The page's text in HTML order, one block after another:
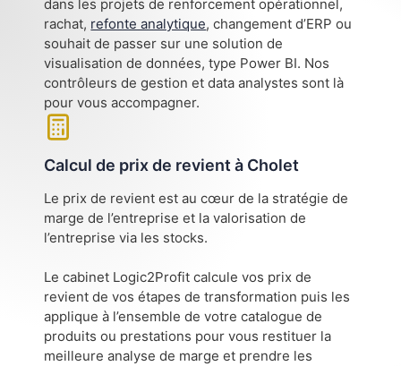
dans les projets de renforcement opérationnel,
rachat, refonte analytique, changement d’ERP ou
souhait de passer sur une solution de
visualisation de données, type Power BI. Nos
contrôleurs de gestion et data analystes sont là
pour vous accompagner.
Calcul de prix de revient à Cholet
Le prix de revient est au cœur de la stratégie de
marge de l’entreprise et la valorisation de
l’entreprise via les stocks.
Le cabinet Logic2Profit calcule vos prix de
revient de vos étapes de transformation puis les
applique à l’ensemble de votre catalogue de
produits ou prestations pour vous restituer la
meilleure analyse de marge et prendre les